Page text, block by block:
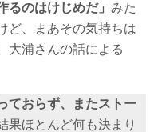
るのはけじめだ」 みた
ど、まあその気持ちは
大浦さんの話による
ておらず、またストー
果ほとんど何も決まり